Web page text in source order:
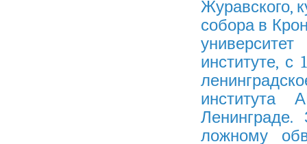
Журавского,
собора в
институте, с
ложному